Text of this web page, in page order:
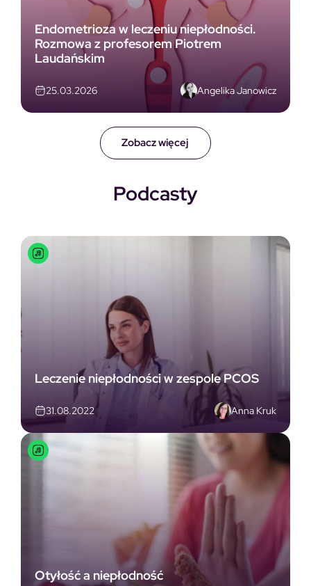
Zobacz więcej
Endometrioza w leczeniu niepłodności.
Rozmowa z profesorem Piotrem
Laudańskim
25.03.2026 Angelika Janowicz
Podcasty
Leczenie niepłodności w zespole PCOS
31.08.2022 Anna Kruk
Otyłość a niepłodność